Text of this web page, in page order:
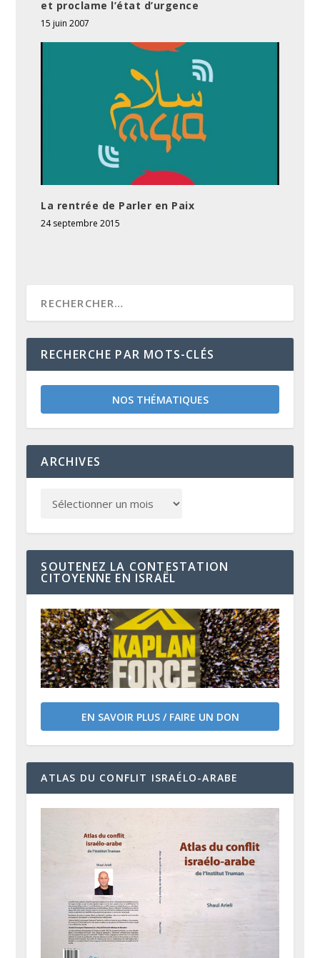
et proclame l’état d’urgence
15 juin 2007
La rentrée de Parler en Paix
24 septembre 2015
RECHERCHE PAR MOTS-CLÉS
NOS THÉMATIQUES
ARCHIVES
SOUTENEZ LA CONTESTATION
CITOYENNE EN ISRAËL
EN SAVOIR PLUS / FAIRE UN DON
ATLAS DU CONFLIT ISRAÉLO-ARABE